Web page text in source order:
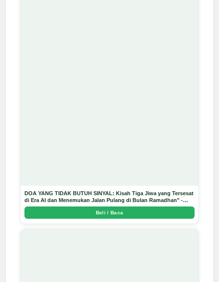
DOA YANG TIDAK BUTUH SINYAL: Kisah Tiga Jiwa yang Tersesat
di Era AI dan Menemukan Jalan Pulang di Bulan Ramadhan" -
Arda Dinata
Beli / Baca